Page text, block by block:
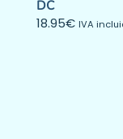
DC
18.95€ IVA